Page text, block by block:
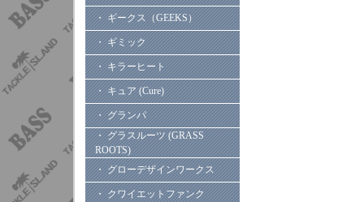
・ ギークス（GEEKS）
・ ギミック
・ キラーヒート
・ キュア (Cure)
・ グランパ
・ グラスルーツ (GRASS
ROOTS)
・ グローデザインワークス
・ クワイエットファンク